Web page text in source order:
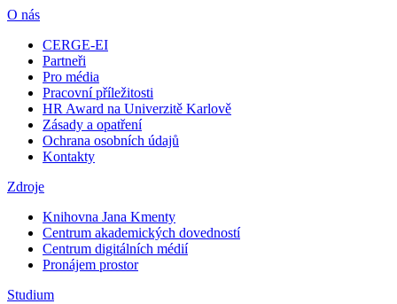
O nás
CERGE-EI
Partneři
Pro média
Pracovní příležitosti
HR Award na Univerzitě Karlově
Zásady a opatření
Ochrana osobních údajů
Kontakty
Zdroje
Knihovna Jana Kmenty
Centrum akademických dovedností
Centrum digitálních médií
Pronájem prostor
Studium